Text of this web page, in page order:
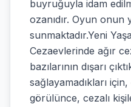
buyruğuyla idam
ozanıdır. Oyun onun
sunmaktadır.Yeni
Cezaevlerinde ağır
bazılarının dışarı
sağlayamadıkları
görülünce, cezalı